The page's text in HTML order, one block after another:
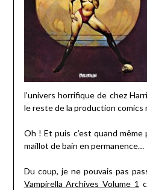
l’univers horrifique de chez
le reste de la production comics
Oh ! Et puis c’est quand même
maillot de bain en permanence…
Du coup, je ne pouvais pas
Vampirella Archives Volume 1